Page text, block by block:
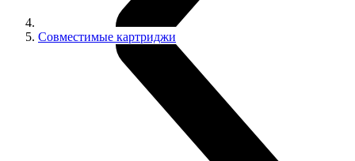
Совместимые картриджи